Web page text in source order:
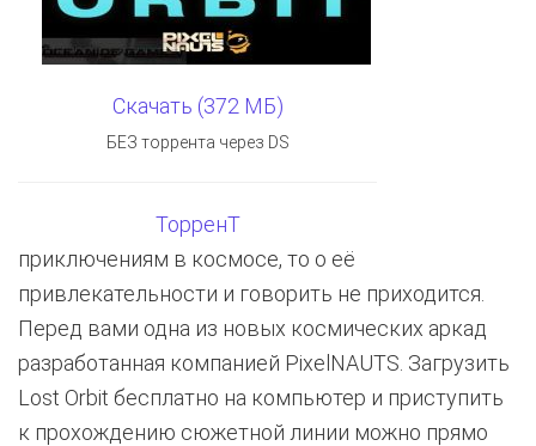
Скачать (372 МБ)
БЕЗ торрента через DS
ТорренТ
приключениям в космосе, то о её
привлекательности и говорить не приходится.
Перед вами одна из новых космических аркад
разработанная компанией PixelNAUTS. Загрузить
Lost Orbit бесплатно на компьютер и приступить
к прохождению сюжетной линии можно прямо